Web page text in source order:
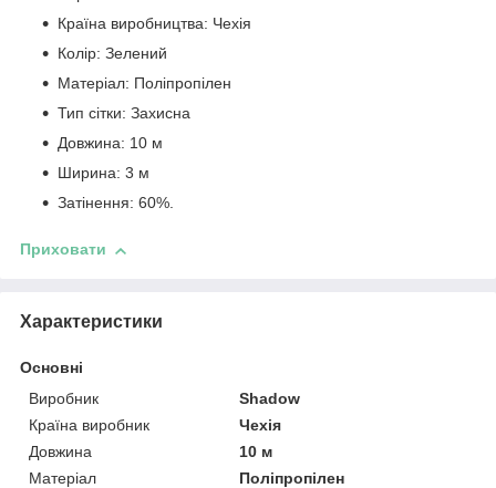
Країна виробництва: Чехія
Колір: Зелений
Матеріал: Поліпропілен
Тип сітки: Захисна
Довжина: 10 м
Ширина: 3 м
Затінення: 60%.
Приховати
Характеристики
Основні
Виробник
Shadow
Країна виробник
Чехія
Довжина
10 м
Матеріал
Поліпропілен